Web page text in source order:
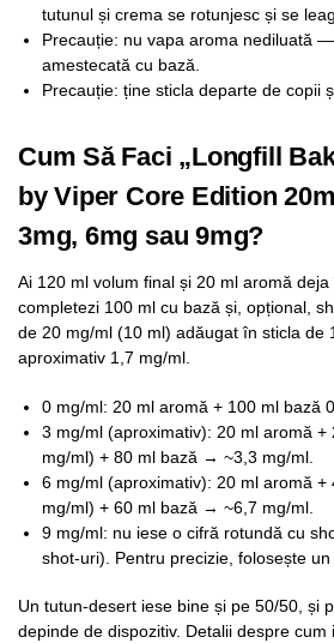
tutunul și crema se rotunjesc și se
Precauție: nu vapa aroma nediluată
amestecată cu bază.
Precauție: ține sticla departe de copii
Cum Să Faci „Longfill
by Viper Core Edition
3mg, 6mg sau 9mg?
Ai 120 ml volum final și 20 ml aromă
completezi 100 ml cu bază și, opțional,
de 20 mg/ml (10 ml) adăugat în sticla de
aproximativ 1,7 mg/ml.
0 mg/ml: 20 ml aromă + 100 ml bază 0
3 mg/ml (aproximativ): 20 ml aromă
mg/ml) + 80 ml bază → ~3,3 mg/ml.
6 mg/ml (aproximativ): 20 ml aromă
mg/ml) + 60 ml bază → ~6,7 mg/ml.
9 mg/ml: nu iese o cifră rotundă cu
shot-uri). Pentru precizie, folosește
Un tutun-desert iese bine și pe 50/50, și
depinde de dispozitiv. Detalii despre